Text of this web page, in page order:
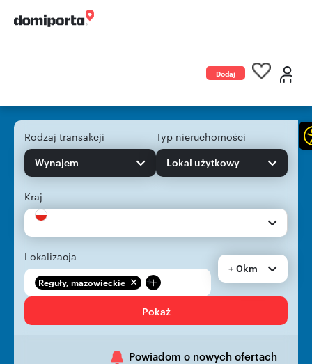
Dodaj
Rodzaj transakcji
Wynajem
Typ nieruchomości
Lokal użytkowy
Kraj
Lokalizacja
Reguły, mazowieckie +
+ 0km
Pokaż
Powiadom o nowych ofertach